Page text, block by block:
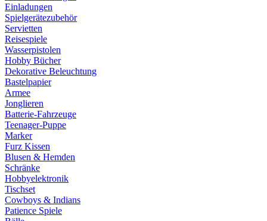
Einladungen
Spielgerätezubehör
Servietten
Reisespiele
Wasserpistolen
Hobby Bücher
Dekorative Beleuchtung
Bastelpapier
Armee
Jonglieren
Batterie-Fahrzeuge
Teenager-Puppe
Marker
Furz Kissen
Blusen & Hemden
Schränke
Hobbyelektronik
Tischset
Cowboys & Indians
Patience Spiele